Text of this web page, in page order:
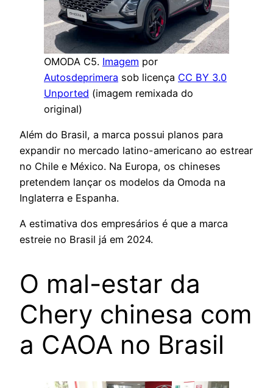
OMODA C5. Imagem por
Autosdeprimera sob licença CC BY 3.0
Unported (imagem remixada do
original)
Além do Brasil, a marca possui planos para
expandir no mercado latino-americano ao estrear
no Chile e México. Na Europa, os chineses
pretendem lançar os modelos da Omoda na
Inglaterra e Espanha.
A estimativa dos empresários é que a marca
estreie no Brasil já em 2024.
O mal-estar da
Chery chinesa com
a CAOA no Brasil